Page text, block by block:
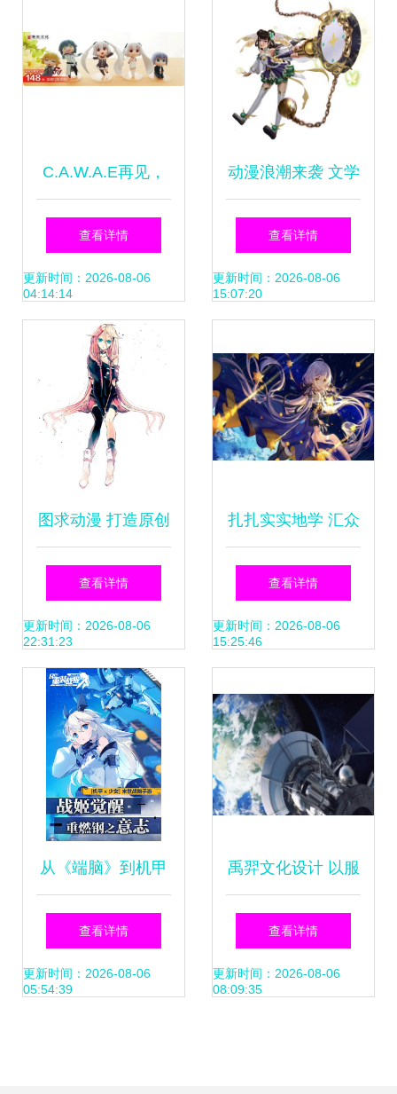
C.A.W.A.E再见，
2015年潮迅动漫
Inplay续写动漫开
发新篇章
查看详情
更新时间：2026-08-06
04:14:14
动漫浪潮来袭 文学
IP衍生品，漫画与
戏的奇妙融合
查看详情
更新时间：2026-08-06
15:07:20
图求动漫 打造原创
IP的创意引擎
查看详情
更新时间：2026-08-06
22:31:23
扎扎实实地学 汇众
益智动漫开发培训
经得起问吗？
查看详情
更新时间：2026-08-06
15:25:46
从《端脑》到机甲
燃魂 国内机甲改编
漫画的游戏IP未来
查看详情
更新时间：2026-08-06
05:54:39
禹羿文化设计 以服
务至上的理念，打
造卓越影视动漫制
查看详情
更新时间：2026-08-06
08:09:35